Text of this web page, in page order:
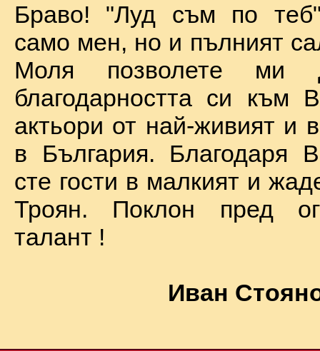
Браво! "Луд съм по
само мен, но и пълният
Моля позволете ми
благодарността си към
актьори от най-живият и
в България. Благодаря
сте гости в малкият и
Троян. Поклон пред
талант !
Иван